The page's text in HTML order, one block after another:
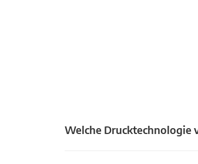
Welche Drucktechnologie